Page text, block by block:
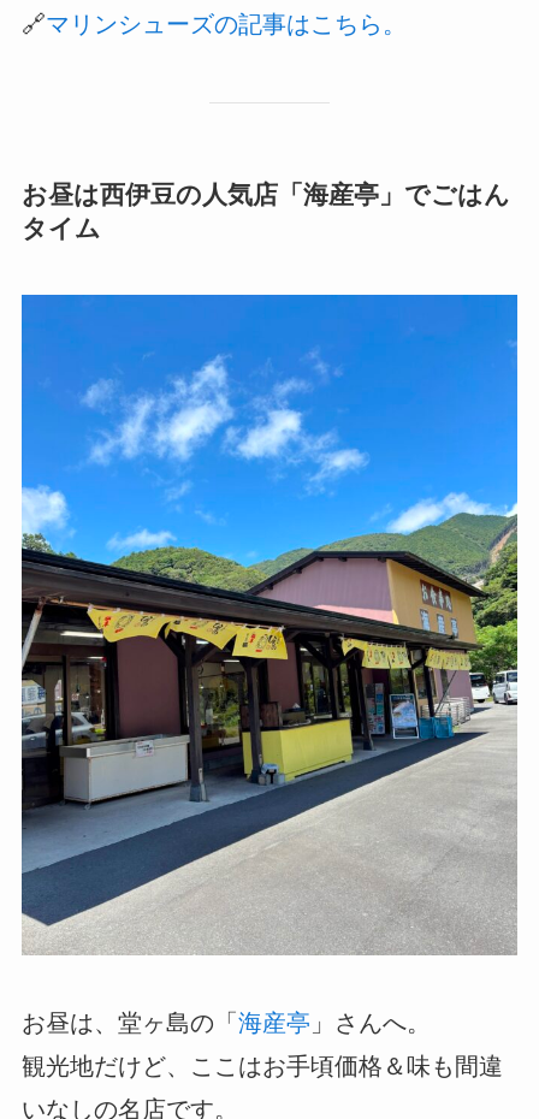
🔗マリンシューズの記事はこちら。
お昼は西伊豆の人気店「海産亭」でごはん
タイム
お昼は、堂ヶ島の「 海産亭 」さんへ。
観光地だけど、ここはお手頃価格＆味も間違
いなしの名店です。